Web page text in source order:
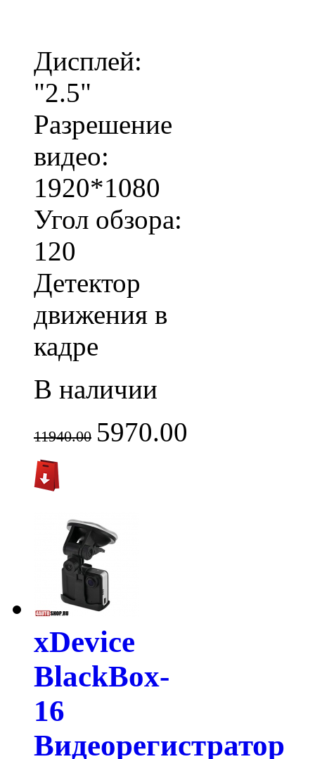
Дисплей:
"2.5"
Разрешение
видео:
1920*1080
Угол обзора:
120
Детектор
движения в
кадре
В наличии
11940.00 5970.00
xDevice
BlackBox-
16
Видеорегистратор